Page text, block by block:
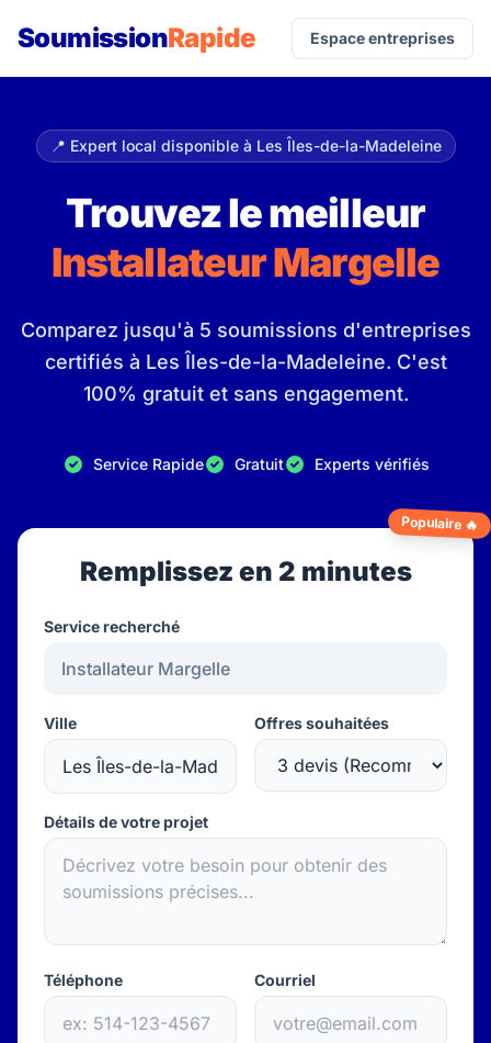
SoumissionRapide Espace entreprises
📍 Expert local disponible à Les Îles-de-la-Madeleine
Trouvez le meilleur
Installateur Margelle
Comparez jusqu'à 5 soumissions d'entreprises
certifiés à Les Îles-de-la-Madeleine. C'est
100% gratuit et sans engagement.
Service Rapide Gratuit Experts vérifiés
Populaire 🔥
Remplissez en 2 minutes
Service recherché
Ville Offres souhaitées
Détails de votre projet
Téléphone Courriel